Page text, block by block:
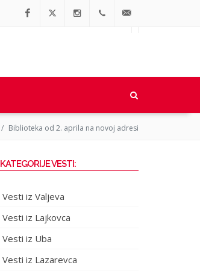
Biblioteka od 2. aprila na novoj adresi
KATEGORIJE VESTI:
Vesti iz Valjeva
Vesti iz Lajkovca
Vesti iz Uba
Vesti iz Lazarevca